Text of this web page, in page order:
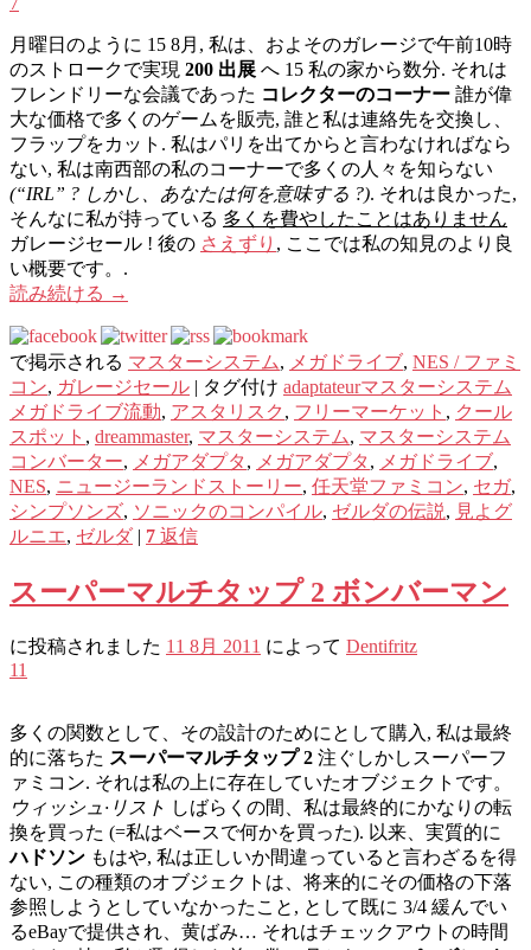
月曜日のように 15 8月, 私は、およそのガレージで午前10時
のストロークで実現 200 出展 へ 15 私の家から数分. それは
フレンドリーな会議であった コレクターのコーナー 誰が偉
大な価格で多くのゲームを販売, 誰と私は連絡先を交換し、
フラップをカット. 私はパリを出てからと言わなければなら
ない, 私は南西部の私のコーナーで多くの人々を知らない
(“IRL” ? しかし、あなたは何を意味する ?). それは良かった,
そんなに私が持っている 多くを費やしたことはありません
ガレ​​ージセール ! 後の さえずり , ここでは私の知見のより良
い概要です。.
読み続ける →
で掲示される マスターシステム, メガドライブ, NES / ファミ
コン, ガレ​​ージセール | タグ付け adaptateurマスターシステム
メガドライブ流動, アスタリスク , フリーマーケット , クール
スポット , dreammaster, マスターシステム, マスターシステム
コンバーター, メガアダプタ , メガアダプタ , メガドライブ,
NES, ニュージーランドストーリー, 任天堂ファミコン, セガ,
シンプソンズ, ソニックのコンパイル, ゼルダの伝説, 見よグ
ルニエ, ゼルダ | 7 返信
スーパーマルチタップ 2 ボンバーマン
に投稿されました 11 8月 2011 によって Dentifritz
11
多くの関数として、その設計のためにとして購入, 私は最終
的に落ちた スーパーマルチタップ 2 注ぐしかしスーパーフ
ァミコン. それは私の上に存在していたオブジェクトです。
ウィッシュ·リスト しばらくの間、私は最終的にかなりの転
換を買った (=私はベースで何かを買った). 以来、実質的に
ハドソン もはや, 私は正しいか間違っていると言わざるを得
ない, この種類のオブジェクトは、将来的にその価格の下落
参照しようとしていなかったこと, として既に 3/4 緩んでい
るeBayで提供され、黄ばみ… それはチェックアウトの時間